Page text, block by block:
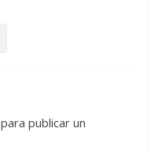
para publicar un